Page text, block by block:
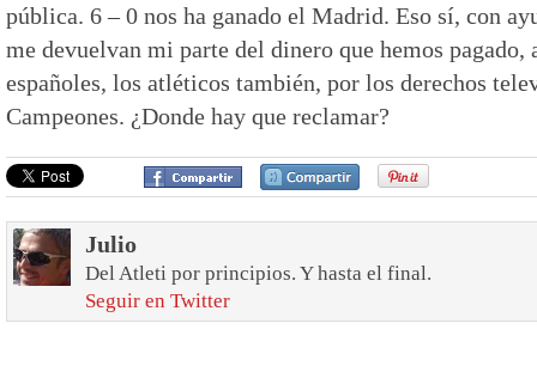
pública. 6 – 0 nos ha ganado el Madrid. Eso sí, con
me devuelvan mi parte del dinero que hemos pagado,
españoles, los atléticos también, por los derechos
Campeones. ¿Donde hay que reclamar?
Julio
Del Atleti por principios. Y hasta el final.
Seguir en Twitter